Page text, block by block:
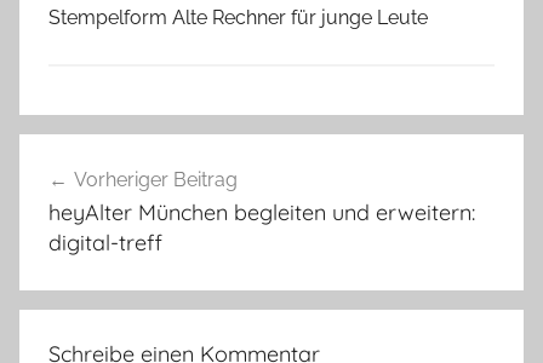
Stempelform Alte Rechner für junge Leute
Vorheriger Beitrag
heyAlter München begleiten und erweitern:
digital-treff
Schreibe einen Kommentar